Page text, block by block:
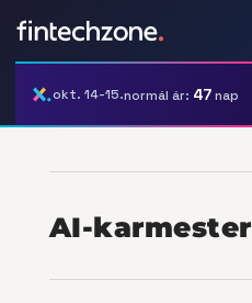
okt. 14-15.normál ár: 47nap
AI-karmester